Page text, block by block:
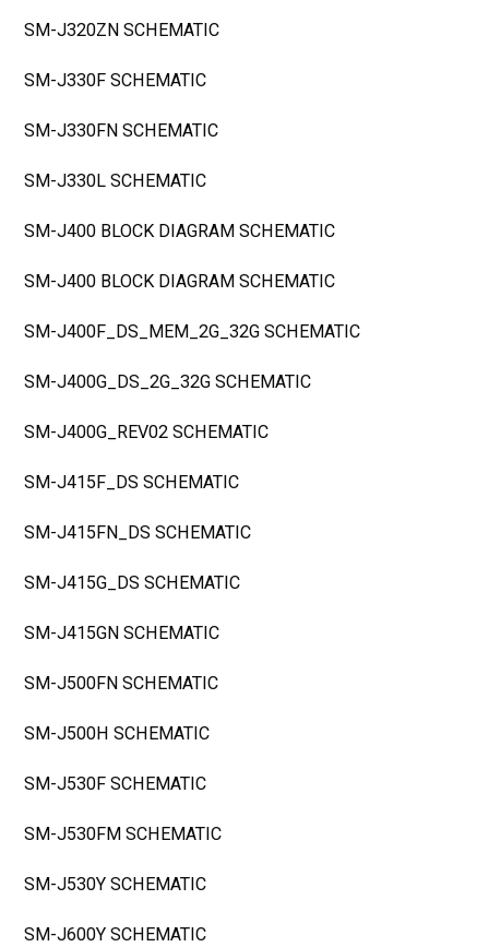
SM-J320ZN SCHEMATIC
SM-J330F SCHEMATIC
SM-J330FN SCHEMATIC
SM-J330L SCHEMATIC
SM-J400 BLOCK DIAGRAM SCHEMATIC
SM-J400 BLOCK DIAGRAM SCHEMATIC
SM-J400F_DS_MEM_2G_32G SCHEMATIC
SM-J400G_DS_2G_32G SCHEMATIC
SM-J400G_REV02 SCHEMATIC
SM-J415F_DS SCHEMATIC
SM-J415FN_DS SCHEMATIC
SM-J415G_DS SCHEMATIC
SM-J415GN SCHEMATIC
SM-J500FN SCHEMATIC
SM-J500H SCHEMATIC
SM-J530F SCHEMATIC
SM-J530FM SCHEMATIC
SM-J530Y SCHEMATIC
SM-J600Y SCHEMATIC